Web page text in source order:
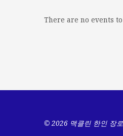
There are no events
© 2026 맥클린 한인 장